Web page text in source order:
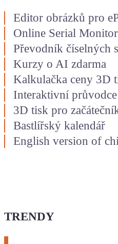
Editor obrázků pro
Online Serial
Převodník číselných
Kurzy o AI zdarma
Kalkulačka ceny 3D
Interaktivní
3D tisk pro
Bastlířský kalendář
English version of
TRENDY